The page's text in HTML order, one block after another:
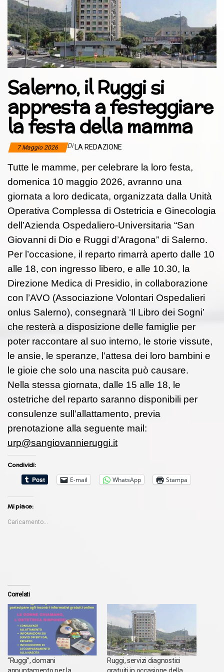
Salerno, il Ruggi si
appresta a festeggiare
la festa della mamma
7 Maggio 2026 Di LA REDAZIONE
Tutte le mamme, per celebrare la loro festa,
domenica 10 maggio 2026, avranno una
giornata a loro dedicata, organizzata dalla Unità
Operativa Complessa di Ostetricia e Ginecologia
dell’Azienda Ospedaliero-Universitaria “San
Giovanni di Dio e Ruggi d’Aragona” di Salerno.
Per l’occasione, il reparto rimarrà aperto dalle 10
alle 18, con ingresso libero, e alle 10.30, la
Direzione Medica di Presidio, in collaborazione
con l’AVO (Associazione Volontari Ospedalieri
onlus Salerno), consegnarà ‘Il Libro dei Sogni’
che resterà a disposizione delle famiglie per
poter raccontare al suo interno, le storie vissute,
le ansie, le speranze, l’attesa dei loro bambini e
le gioie che solo una nascita può causare.
Nella stessa giornata, dalle 15 alle 18, le
ostetriche del reparto saranno disponibili per
consulenze sull’allattamento, previa
prenotazione alla seguente mail:
urp@sangiovannieruggi.it
Condividi:
E-mail
WhatsApp Stampa
Mi piace:
Caricamento...
Correlati
“Ruggi”, domani
appuntamento per la
Ruggi, servizi diagnostici
gratuiti in occasione della